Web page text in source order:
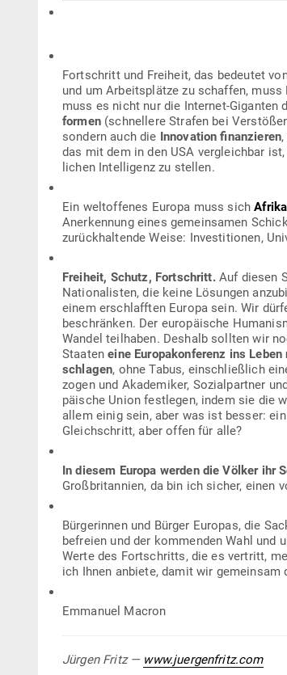
Fort­schritt und Freiheit, das bedeutet
und um Arbeits­plätze zu schaffen,
muss es nicht nur die Internet-Giganten
formen (schnellere Strafen bei
sondern auch die Inno­vation finan­zieren
das mit dem in den USA ver­gleichbar
lichen Intel­ligenz zu stellen.
Ein welt­of­fenes Europa muss sich
Aner­kennung eines gemein­samen
zurück­hal­tende Weise: Inves­ti­tionen,
Freiheit, Schutz, Fort­schritt.Auf diesen
Natio­na­listen, die keine Lösungen
einem erschlafften Europa sein. Wir
beschränken. Der euro­päische
Wandel teil­haben. Deshalb sollten wir
Staateneine Euro­pa­kon­ferenz ins
schlagen, ohne Tabus, ein­schließlich
zogen und Aka­de­miker, Sozi­al­partner
päische Union fest­legen, indem sie die
allem einig sein, aber was ist besser:
Gleich­schritt, aber offen für alle?
In diesem Europa werden die Völker ihr
Groß­bri­tannien, da bin ich sicher, einen
Bür­ge­rinnen und Bürger Europas, die
befreien und der kom­menden Wahl und
Werte des Fort­schritts, die es ver­tritt,
ich Ihnen anbiete, damit wir gemeinsam
Emmanuel Macron
Jürgen Fritz — www.juergenfritz.com